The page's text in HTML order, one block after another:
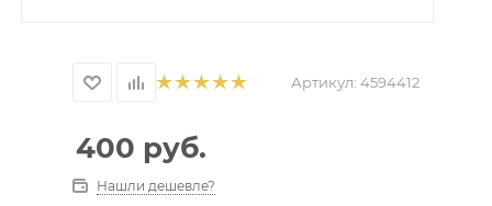
Артикул: 4594412
400 руб.
Нашли дешевле?